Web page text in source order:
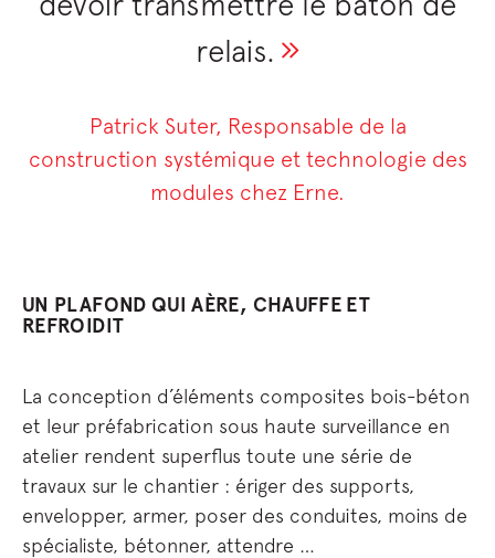
relais.
Patrick Suter, Responsable de la
construction systémique et technologie des
modules chez Erne.
UN PLAFOND QUI AÈRE, CHAUFFE ET
REFROIDIT
La conception d’éléments composites bois-béton
et leur préfabrication sous haute surveillance en
atelier rendent superflus toute une série de
travaux sur le chantier : ériger des supports,
envelopper, armer, poser des conduites, moins de
spécialiste, bétonner, attendre …